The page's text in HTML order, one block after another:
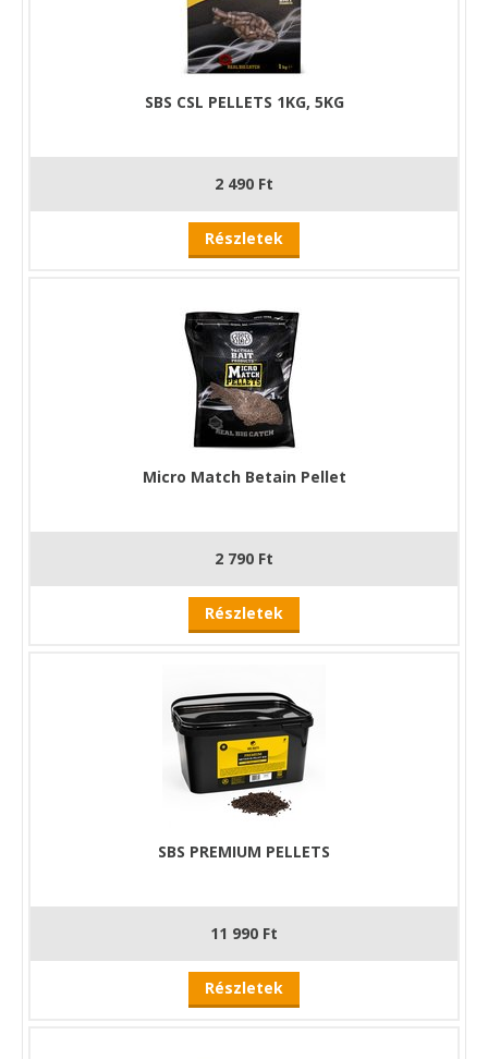
SBS CSL PELLETS 1KG, 5KG
2 490 Ft
Részletek
Micro Match Betain Pellet
2 790 Ft
Részletek
SBS PREMIUM PELLETS
11 990 Ft
Részletek